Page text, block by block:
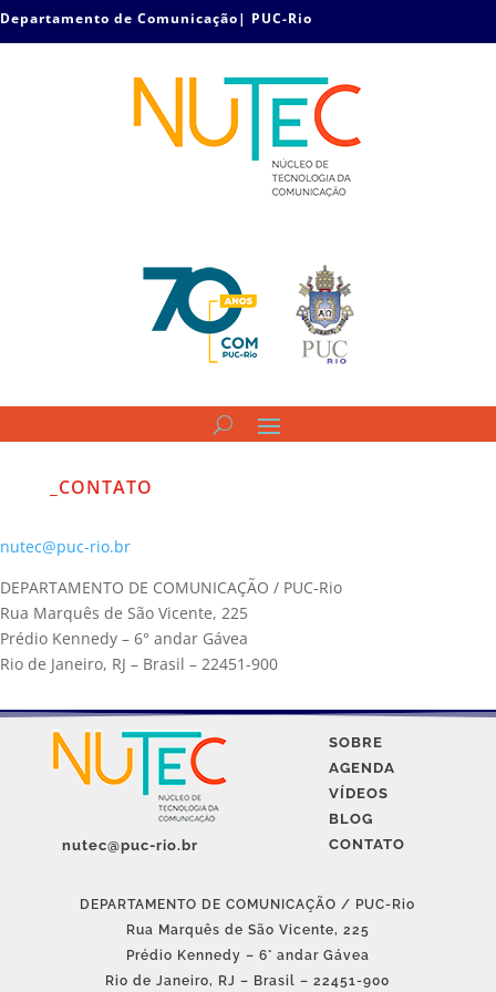
Departamento de Comunicação| PUC-Rio
_CONTATO
nutec@puc-rio.br
DEPARTAMENTO DE COMUNICAÇÃO / PUC-Rio
Rua Marquês de São Vicente, 225
Prédio Kennedy – 6° andar Gávea
Rio de Janeiro, RJ – Brasil – 22451-900
nutec@puc-rio.br
SOBRE
AGENDA
VÍDEOS
BLOG
CONTATO
DEPARTAMENTO DE COMUNICAÇÃO / PUC-Rio
Rua Marquês de São Vicente, 225
Prédio Kennedy – 6° andar Gávea
Rio de Janeiro, RJ – Brasil – 22451-900